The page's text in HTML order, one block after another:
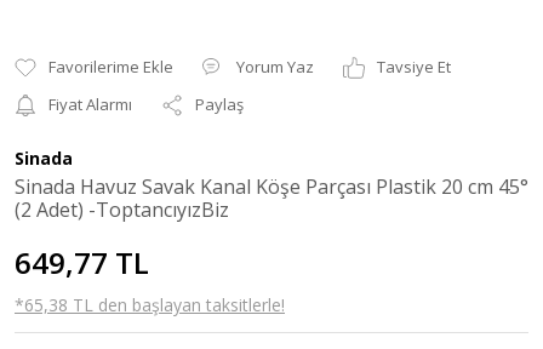
Yorum Yaz
Tavsiye Et
Fiyat Alarmı
Paylaş
Sinada
Sinada Havuz Savak Kanal Köşe Parçası Plastik 20 cm 45°
(2 Adet) -ToptancıyızBiz
649,77 TL
*65,38 TL den başlayan taksitlerle!